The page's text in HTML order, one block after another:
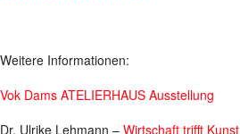
Weitere Informationen:
Vok Dams ATELIERHAUS Ausstellung
Dr. Ulrike Lehmann – Wirtschaft trifft Kunst